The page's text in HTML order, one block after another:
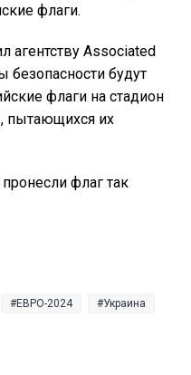
флаги.
агентству Associated
безопасности будут
флаги на стадион
пытающихся их
флаг так
ЕВРО-2024 Украина